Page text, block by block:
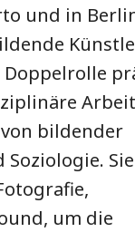
und in
Doppelrolle
Arbeit
bildender
Soziologie. Sie
um die